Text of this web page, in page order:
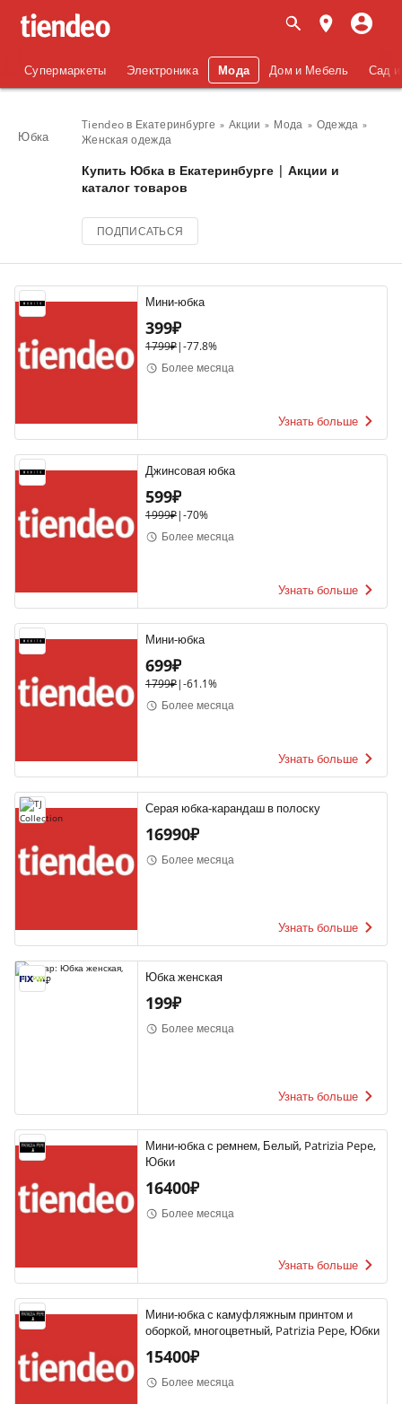
Супермаркеты Электроника Мода Дом и Мебель Сад
Юбка
Tiendeo в Екатеринбурге Акции Мода
Одежда
Женская одежда
Купить Юбка в Екатеринбурге | Акции и
каталог товаров
ПОДПИСАТЬСЯ
Мини-юбка
399₽
1799₽|-77.8%
Более месяца
Узнать больше
Джинсовая юбка
599₽
1999₽|-70%
Более месяца
Узнать больше
Мини-юбка
699₽
1799₽|-61.1%
Более месяца
Узнать больше
Серая юбка-карандаш в полоску
16990₽
Более месяца
Узнать больше
Юбка женская
199₽
Более месяца
Узнать больше
Мини-юбка с ремнем, Белый, Patrizia Pepe,
Юбки
16400₽
Более месяца
Узнать больше
Мини-юбка с камуфляжным принтом и
оборкой, многоцветный, Patrizia Pepe, Юбки
15400₽
Более месяца